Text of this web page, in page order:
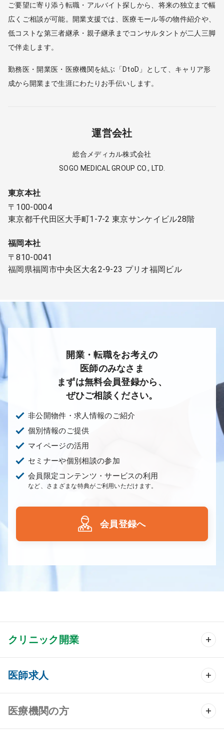
ご要望に寄り添う転職・アルバイト探しから、将来の独立まで幅
広くご相談が可能。開業支援では、医療モール等の物件紹介や、
低コストな第三者継承・親子継承までコンサルタントが二人三脚
で伴走します。
勤務医・開業医・医療機関を結ぶ「DtoD」として、キャリア形
成から開業まで生涯にわたりお手伝いします。
運営会社
総合メディカル株式会社
SOGO MEDICAL GROUP CO., LTD.
東京本社
〒100-0004
東京都千代田区大手町1-7-2 東京サンケイビル28階
福岡本社
〒810-0041
福岡県福岡市中央区大名2-9-23 プリオ福岡ビル
開業・転職をお考えの
医師のみなさま
まずは無料会員登録から、
ぜひご相談ください。
非公開物件・求人情報のご紹介
個別情報のご提供
マイページの活用
セミナーや個別相談の参加
会員限定コンテンツ・サービスの利用
など、さまざまな特典がご利用いただけます。
会員登録へ
クリニック開業
クリニック開業 TOP
クリニック物件検索
医師求人
医師求人 TOP
医療機関の方